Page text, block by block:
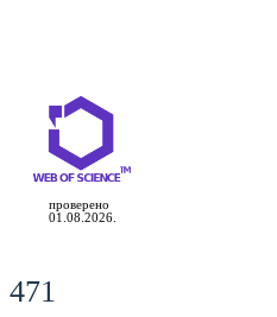
проверено
01.08.2026.
471